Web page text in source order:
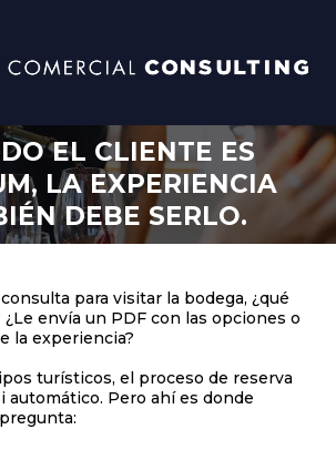
EL CLIENTE ES
LA EXPERIENCIA
DEBE SERLO.
para visitar la bodega, ¿qué
¿Le envía un PDF con las opciones o
la experiencia?
turísticos, el proceso de reserva
automático. Pero ahí es donde